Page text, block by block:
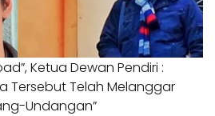
Ketua Dewan Pendiri :
Tersebut Telah Melanggar
Undangan”